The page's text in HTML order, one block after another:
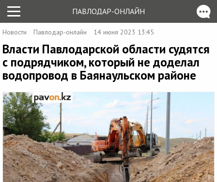
ПАВЛОДАР-ОНЛАЙН
Новости Павлодар-онлайн 14 июня 2023 13:45
Власти Павлодарской области судятся
с подрядчиком, который не доделал
водопровод в Баянаульском районе